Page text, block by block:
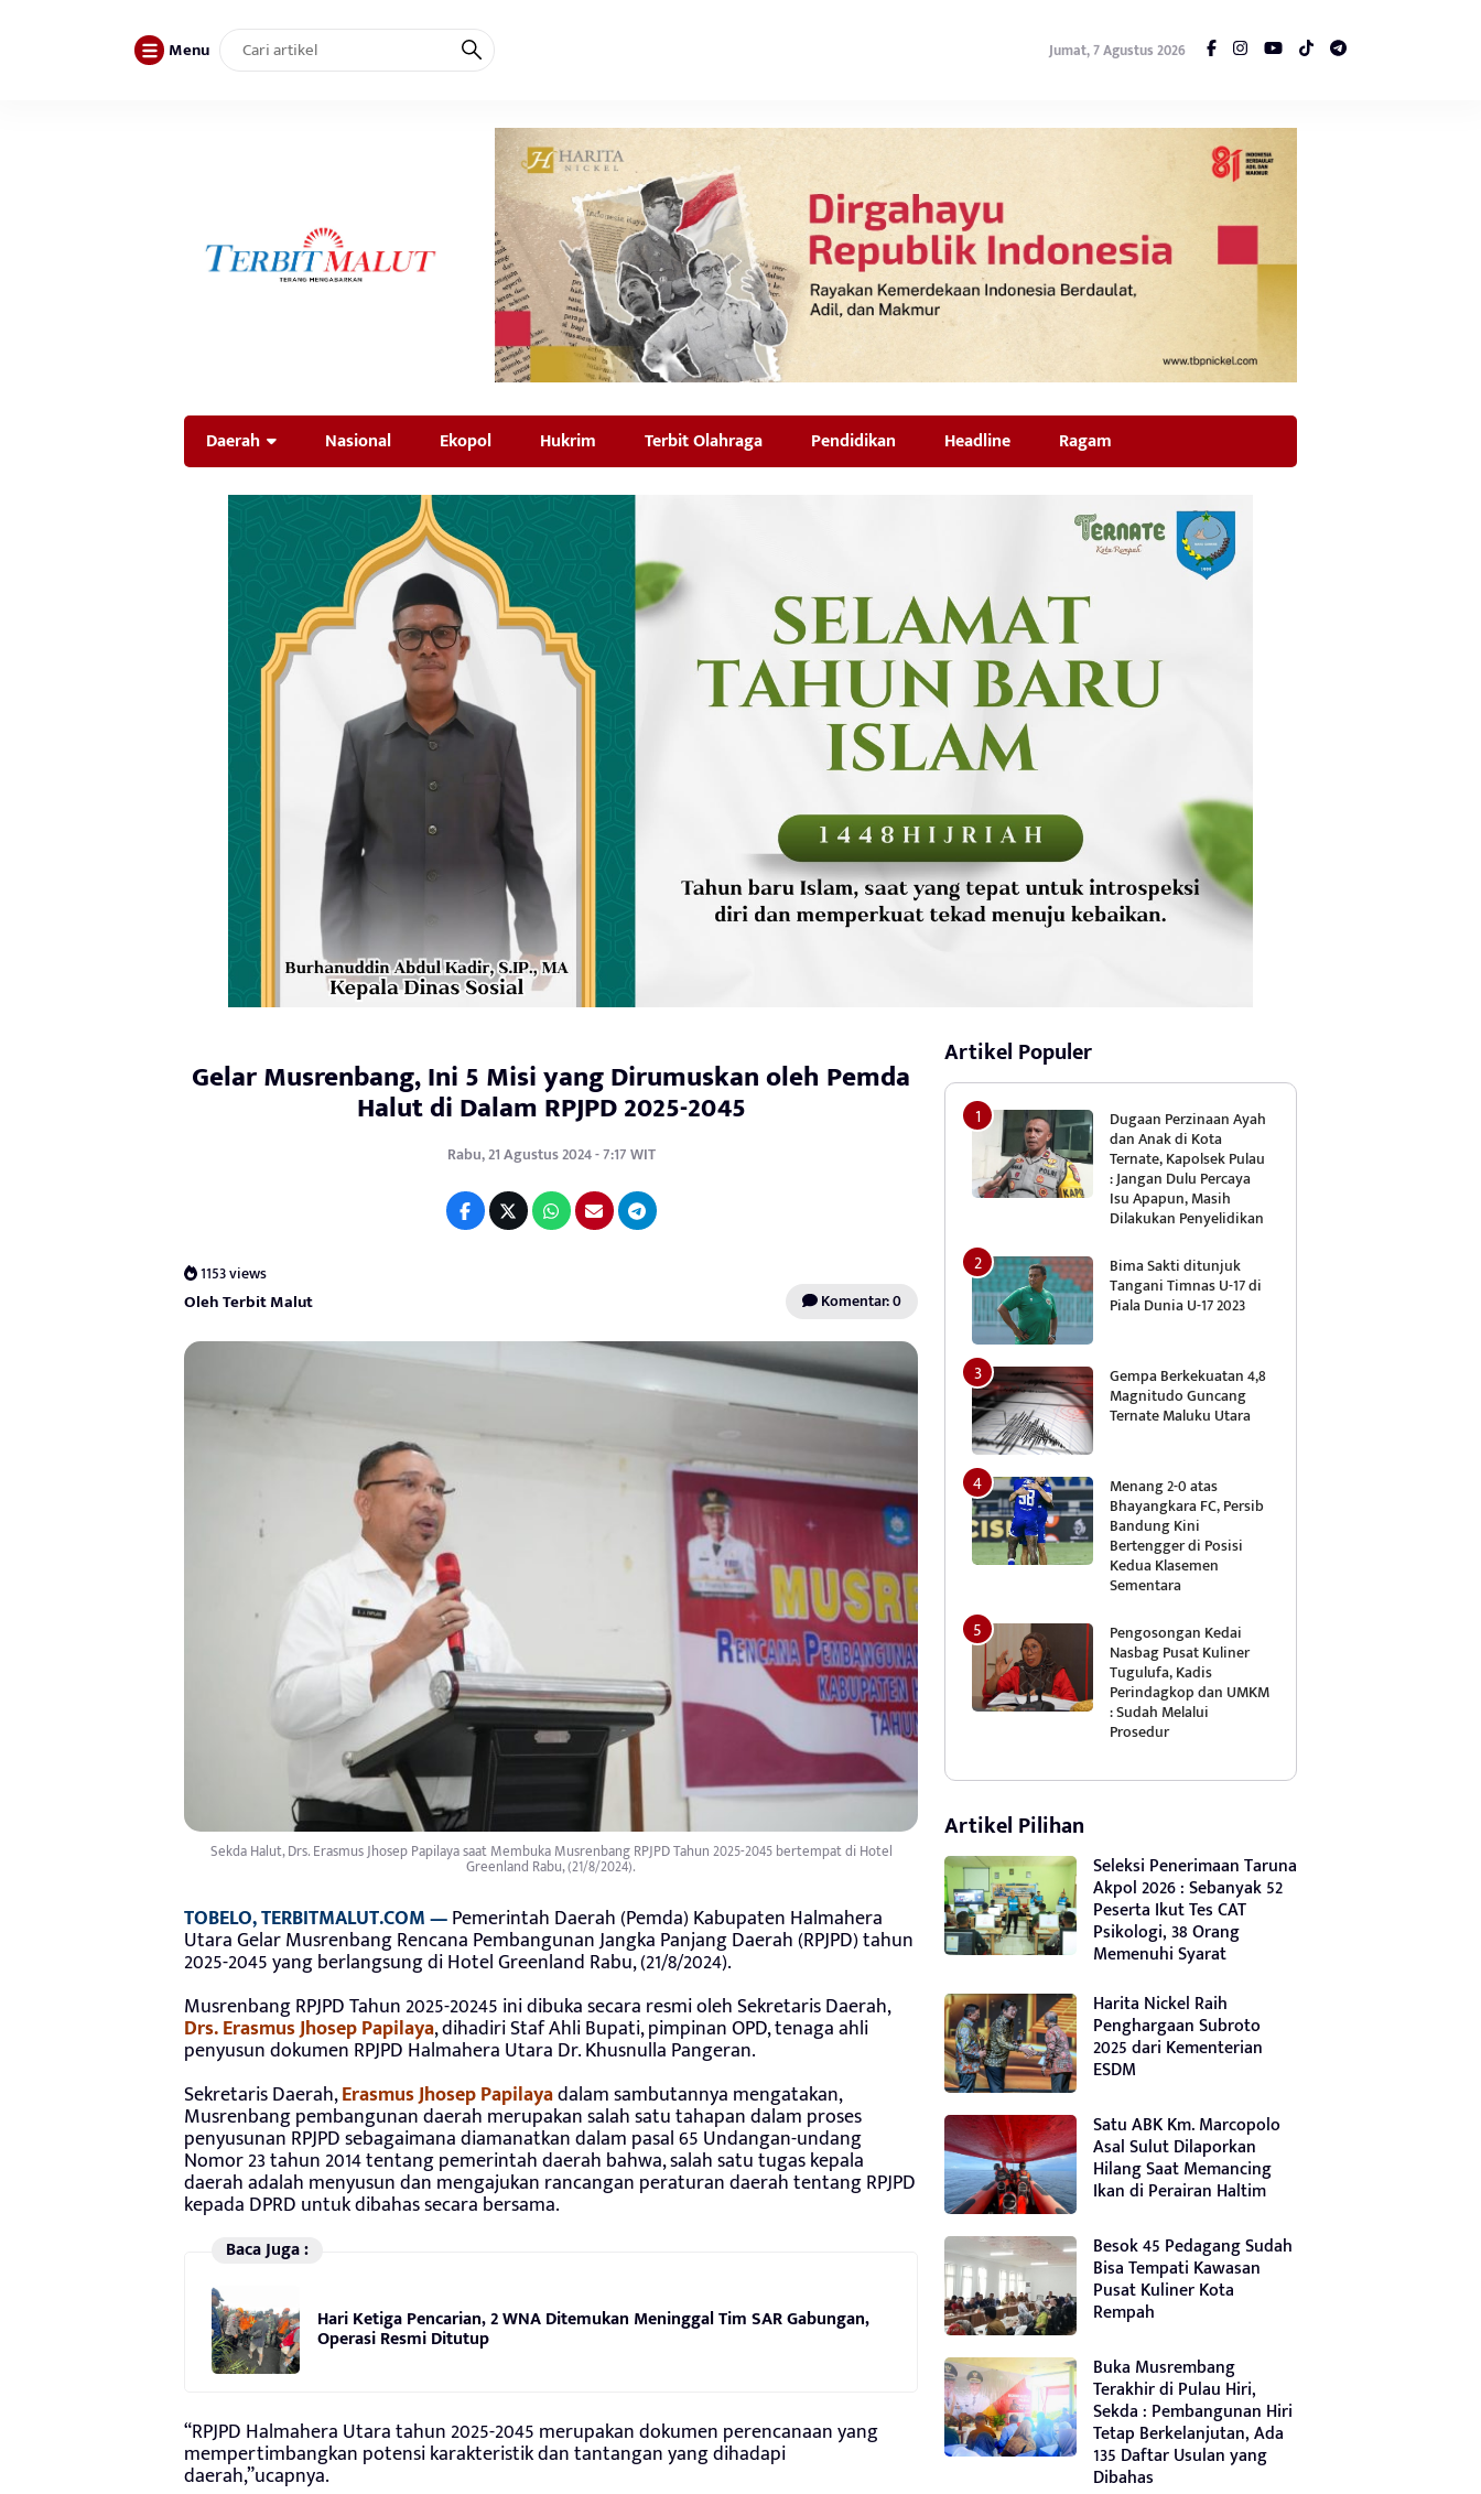
Menu Jumat, 7 Agustus 2026
Daerah Nasional Ekopol Hukrim Terbit Olahraga Pendidikan Headline Ragam
Gelar Musrenbang, Ini 5 Misi yang Dirumuskan oleh Pemda
Halut di Dalam RPJPD 2025-2045
Rabu, 21 Agustus 2024 - 7:17 WIT
1153 views
Oleh Terbit Malut Komentar: 0
Sekda Halut, Drs. Erasmus Jhosep Papilaya saat Membuka Musrenbang RPJPD Tahun 2025-2045 bertempat di Hotel
Greenland Rabu, (21/8/2024).
TOBELO, TERBITMALUT.COM —Pemerintah Daerah (Pemda) Kabupaten Halmahera
Utara Gelar Musrenbang Rencana Pembangunan Jangka Panjang Daerah (RPJPD) tahun
2025-2045 yang berlangsung di Hotel Greenland Rabu, (21/8/2024).
Musrenbang RPJPD Tahun 2025-20245 ini dibuka secara resmi oleh Sekretaris Daerah,
Drs. Erasmus Jhosep Papilaya, dihadiri Staf Ahli Bupati, pimpinan OPD, tenaga ahli
penyusun dokumen RPJPD Halmahera Utara Dr. Khusnulla Pangeran.
Sekretaris Daerah,Erasmus Jhosep Papilayadalam sambutannya mengatakan,
Musrenbang pembangunan daerah merupakan salah satu tahapan dalam proses
penyusunan RPJPD sebagaimana diamanatkan dalam pasal 65 Undangan-undang
Nomor 23 tahun 2014 tentang pemerintah daerah bahwa, salah satu tugas kepala
daerah adalah menyusun dan mengajukan rancangan peraturan daerah tentang RPJPD
kepada DPRD untuk dibahas secara bersama.
Baca Juga :
Hari Ketiga Pencarian, 2 WNA Ditemukan Meninggal Tim SAR Gabungan,
Operasi Resmi Ditutup
“RPJPD Halmahera Utara tahun 2025-2045 merupakan dokumen perencanaan yang
mempertimbangkan potensi karakteristik dan tantangan yang dihadapi
daerah,”ucapnya.
Artikel Populer
Dugaan Perzinaan Ayah
dan Anak di Kota
Ternate, Kapolsek Pulau
: Jangan Dulu Percaya
Isu Apapun, Masih
Dilakukan Penyelidikan
Bima Sakti ditunjuk
Tangani Timnas U-17 di
Piala Dunia U-17 2023
Gempa Berkekuatan 4,8
Magnitudo Guncang
Ternate Maluku Utara
Menang 2-0 atas
Bhayangkara FC, Persib
Bandung Kini
Bertengger di Posisi
Kedua Klasemen
Sementara
Pengosongan Kedai
Nasbag Pusat Kuliner
Tugulufa, Kadis
Perindagkop dan UMKM
: Sudah Melalui
Prosedur
Artikel Pilihan
Seleksi Penerimaan Taruna
Akpol 2026 : Sebanyak 52
Peserta Ikut Tes CAT
Psikologi, 38 Orang
Memenuhi Syarat
Harita Nickel Raih
Penghargaan Subroto
2025 dari Kementerian
ESDM
Satu ABK Km. Marcopolo
Asal Sulut Dilaporkan
Hilang Saat Memancing
Ikan di Perairan Haltim
Besok 45 Pedagang Sudah
Bisa Tempati Kawasan
Pusat Kuliner Kota
Rempah
Buka Musrembang
Terakhir di Pulau Hiri,
Sekda : Pembangunan Hiri
Tetap Berkelanjutan, Ada
135 Daftar Usulan yang
Dibahas